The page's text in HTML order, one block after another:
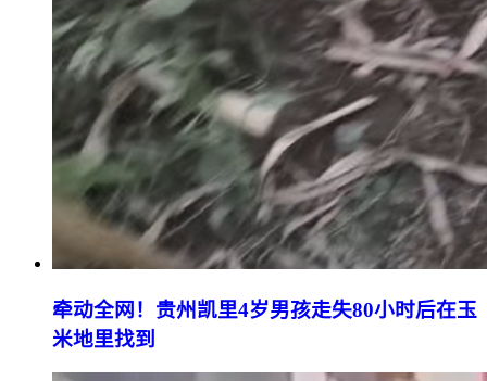
牵动全网！贵州凯里4岁男孩走失80小时后在玉
米地里找到